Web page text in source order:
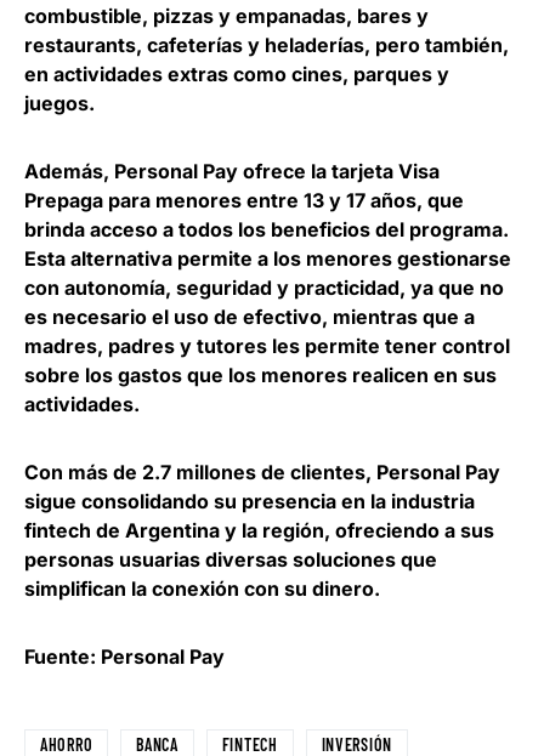
combustible, pizzas y empanadas, bares y
restaurants, cafeterías y heladerías, pero también,
en actividades extras como cines, parques y
juegos.
Además, Personal Pay ofrece la tarjeta Visa
Prepaga para menores entre 13 y 17 años, que
brinda acceso a todos los beneficios del programa.
Esta alternativa permite a los menores gestionarse
con autonomía, seguridad y practicidad, ya que no
es necesario el uso de efectivo, mientras que a
madres, padres y tutores les permite tener control
sobre los gastos que los menores realicen en sus
actividades.
Con más de 2.7 millones de clientes, Personal Pay
sigue consolidando su presencia en la industria
fintech de Argentina y la región, ofreciendo a sus
personas usuarias diversas soluciones que
simplifican la conexión con su dinero.
Fuente: Personal Pay
AHORRO BANCA FINTECH INVERSIÓN